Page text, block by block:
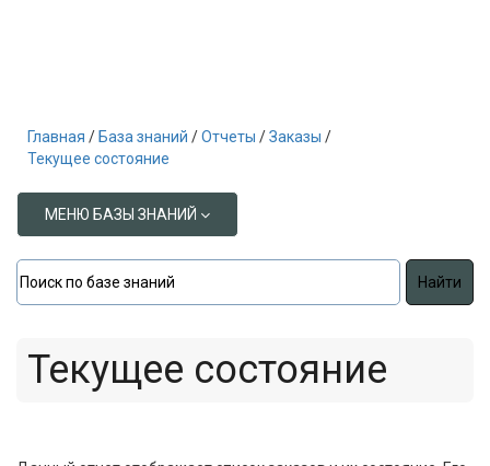
Главная База знаний Отчеты
Заказы
Текущее состояние
МЕНЮ БАЗЫ ЗНАНИЙ
Текущее состояние